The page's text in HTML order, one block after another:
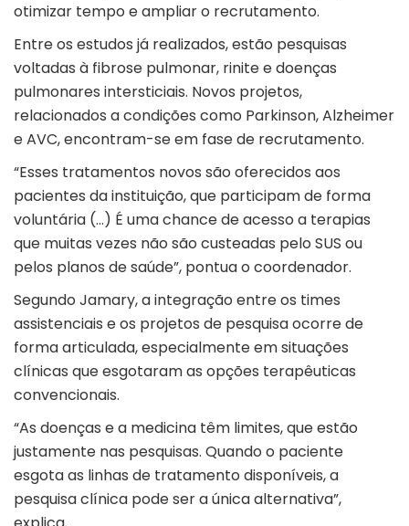
otimizar tempo e ampliar o recrutamento.
Entre os estudos já realizados, estão pesquisas
voltadas à fibrose pulmonar, rinite e doenças
pulmonares intersticiais. Novos projetos,
relacionados a condições como Parkinson, Alzheimer
e AVC, encontram-se em fase de recrutamento.
“Esses tratamentos novos são oferecidos aos
pacientes da instituição, que participam de forma
voluntária (…) É uma chance de acesso a terapias
que muitas vezes não são custeadas pelo SUS ou
pelos planos de saúde”, pontua o coordenador.
Segundo Jamary, a integração entre os times
assistenciais e os projetos de pesquisa ocorre de
forma articulada, especialmente em situações
clínicas que esgotaram as opções terapêuticas
convencionais.
“As doenças e a medicina têm limites, que estão
justamente nas pesquisas. Quando o paciente
esgota as linhas de tratamento disponíveis, a
pesquisa clínica pode ser a única alternativa”,